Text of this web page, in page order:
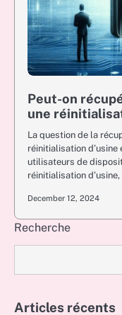
Peut-on
une
La question de la
réinitialisation
utilisateurs de
réinitialisation
December 12, 2024
Recherche
Articles récents